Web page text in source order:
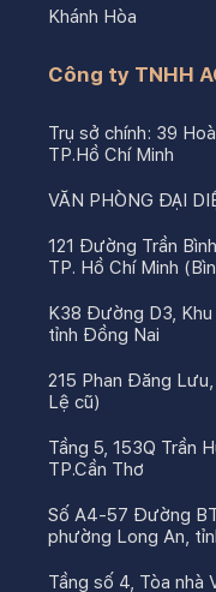
Khánh Hòa
Công ty TNHH
Trụ sở chính: 39
TP.Hồ Chí Minh
VĂN PHÒNG ĐẠI
121 Đường Trần
TP. Hồ Chí Minh
K38 Đường D3, Khu
tỉnh Đồng Nai
215 Phan Đăng
Lệ cũ)
Tầng 5, 153Q Trần
TP.Cần Thơ
Số A4-57 Đường
phường Long An,
Tầng số 4, Tòa nhà